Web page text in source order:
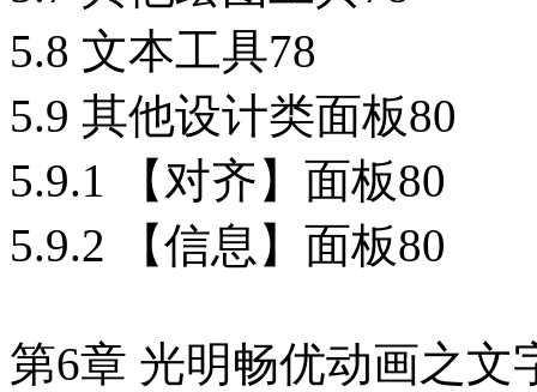
5.8 文本工具78
5.9 其他设计类面板80
5.9.1 【对齐】面板80
5.9.2 【信息】面板80
第6章 光明畅优动画之文